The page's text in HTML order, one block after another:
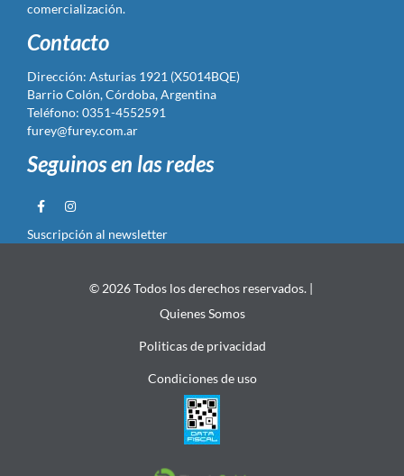
comercialización.
Contacto
Dirección: Asturias 1921 (X5014BQE)
Barrio Colón, Córdoba, Argentina
Teléfono: 0351-4552591
furey@furey.com.ar
Seguinos en las redes
Suscripción al newsletter
© 2026 Todos los derechos reservados. |
Quienes Somos
Politicas de privacidad
Condiciones de uso